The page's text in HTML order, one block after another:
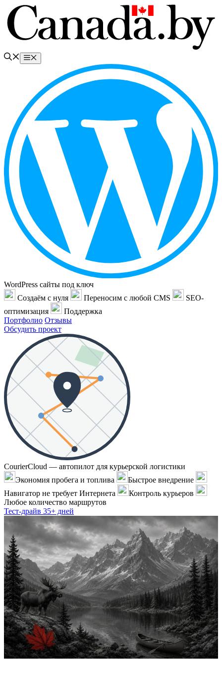
Перейти
содержимому
Меню
WordPress сайты под ключ
Создаём с нуля
Переносим с любой CMS
SEO-
оптимизация
Поддержка
Портфолио Отзывы
Обсудить проект
CourierCloud — автопилот для курьерской логистики
Экономия пробега и топлива
Быстрое внедрение
Навигатор не требует Интернета
Контроль курьеров
Любое количество маршрутов
Тест-драйв 35+ дней